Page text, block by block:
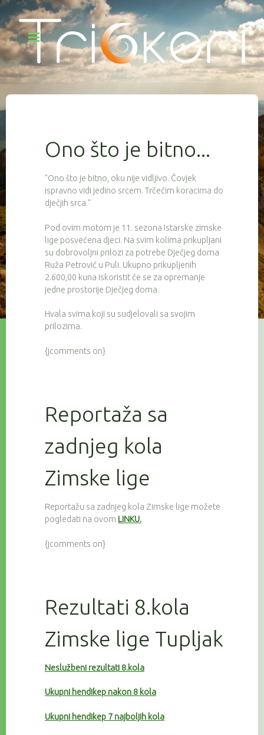
Ono što je bitno...
"Ono što je bitno, oku nije vidljivo. Čovjek
ispravno vidi jedino srcem. Trčećim koracima do
dječjih srca."
Pod ovim motom je 11. sezona Istarske zimske
lige posvećena djeci. Na svim kolima prikupljani
su dobrovoljni prilozi za potrebe Dječjeg doma
Ruža Petrović u Puli. Ukupno prikupljenih
2.600,00 kuna iskoristit će se za opremanje
jedne prostorije Dječjeg doma.
Hvala svima koji su sudjelovali sa svojim
prilozima.
{jcomments on}
Reportaža sa
zadnjeg kola
Zimske lige
Reportažu sa zadnjeg kola Zimske lige možete
pogledati na ovom LINKU.
{jcomments on}
Rezultati 8.kola
Zimske lige Tupljak
Neslužbeni rezultati 8.kola
Ukupni hendikep nakon 8 kola
Ukupni hendikep 7 najboljih kola